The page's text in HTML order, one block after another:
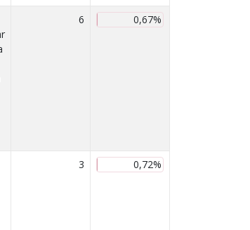
6 0,67%
3 0,72%